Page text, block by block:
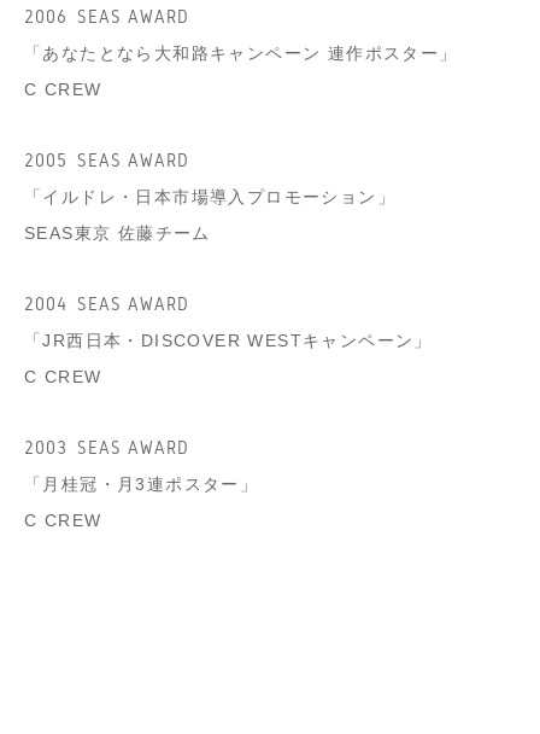
2006
SEAS AWARD
「あなたとなら大和路キャンペーン 連作ポスター」
C CREW
2005
SEAS AWARD
「イルドレ・日本市場導入プロモーション」
SEAS東京 佐藤チーム
2004
SEAS AWARD
「JR西日本・DISCOVER WESTキャンペーン」
C CREW
2003
SEAS AWARD
「月桂冠・月3連ポスター」
C CREW